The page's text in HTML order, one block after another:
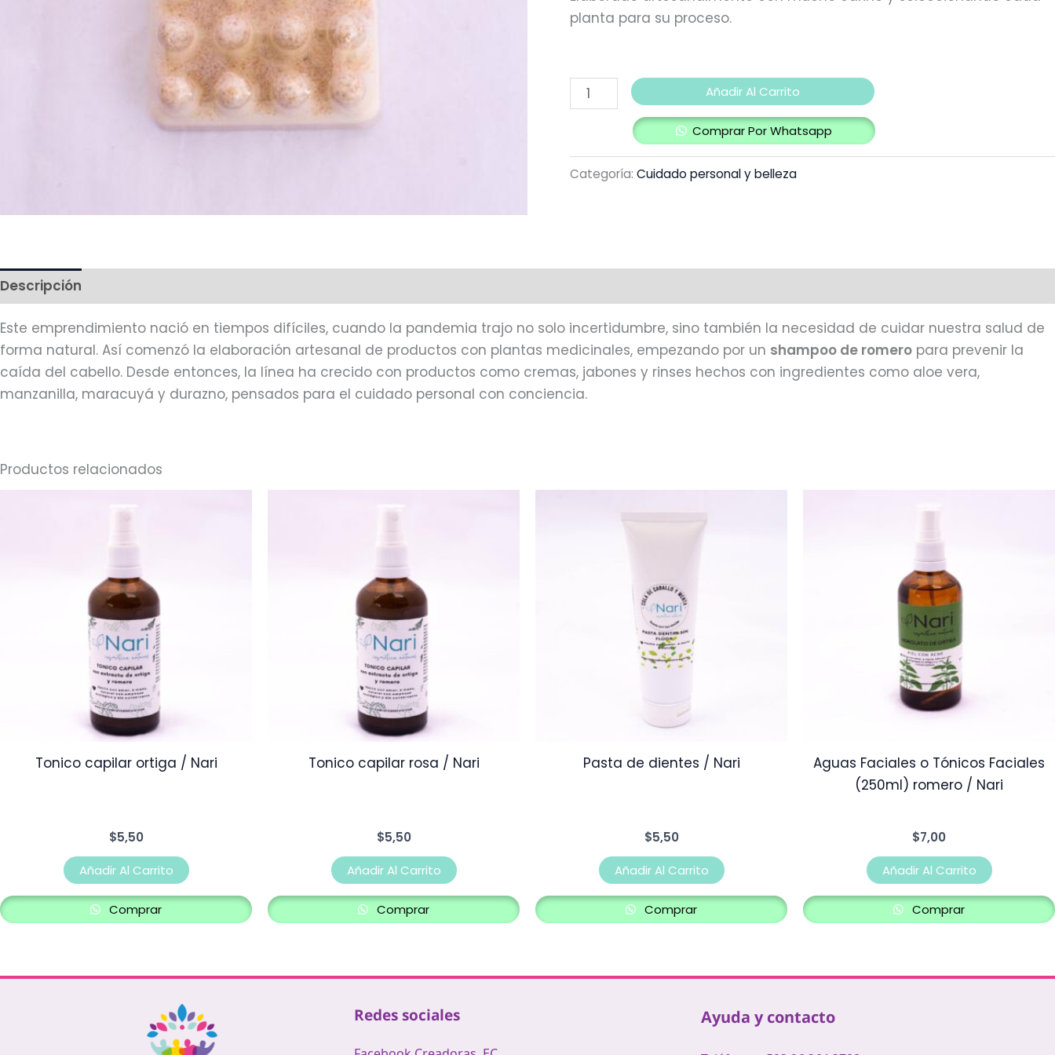
planta para su proceso.
Añadir Al Carrito
Comprar Por Whatsapp
Categoría: Cuidado personal y belleza
Descripción
Este emprendimiento nació en tiempos difíciles, cuando la pandemia trajo no solo incertidumbre, sino también la necesidad de cuidar nuestra salud de
forma natural. Así comenzó la elaboración artesanal de productos con plantas medicinales, empezando por un shampoo de romero para prevenir la
caída del cabello. Desde entonces, la línea ha crecido con productos como cremas, jabones y rinses hechos con ingredientes como aloe vera,
manzanilla, maracuyá y durazno, pensados para el cuidado personal con conciencia.
Productos relacionados
Tonico capilar ortiga / Nari
$5,50
Añadir Al Carrito
Comprar
Tonico capilar rosa / Nari
$5,50
Añadir Al Carrito
Comprar
Pasta de dientes / Nari
$5,50
Añadir Al Carrito
Comprar
Aguas Faciales o Tónicos Faciales
(250ml) romero / Nari
$7,00
Añadir Al Carrito
Comprar
Redes sociales Ayuda y contacto